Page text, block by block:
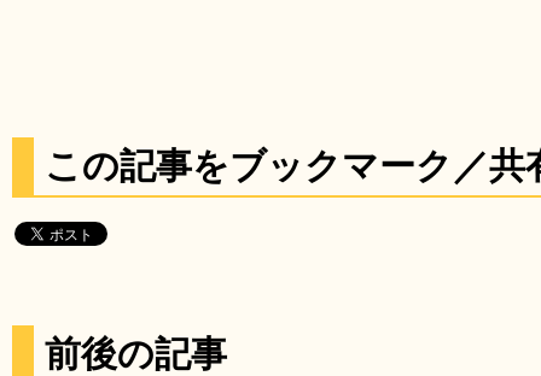
この記事をブックマーク／共
前後の記事